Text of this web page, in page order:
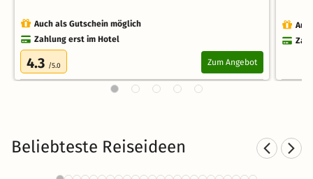
Auch als Gutschein möglich
Zahlung erst im Hotel
4.3 /5.0 Zum Angebot
Beliebteste Reiseideen
Hotel am See in Ostdeutschland